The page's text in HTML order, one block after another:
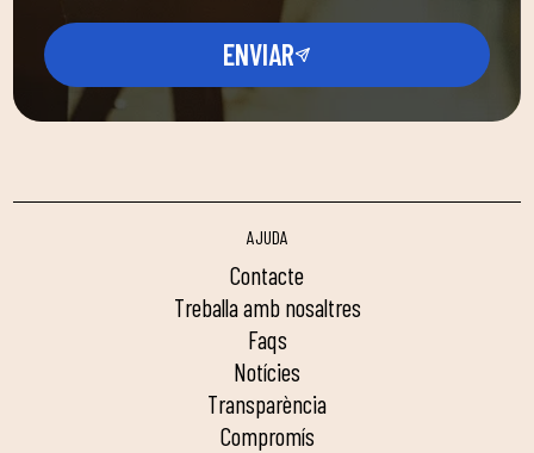
ENVIAR
AJUDA
contacte
treballa amb nosaltres
faqs
notícies
transparència
compromís